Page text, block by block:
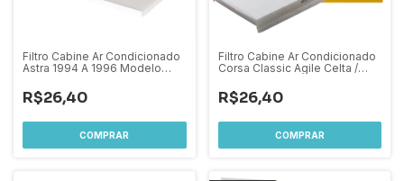
Filtro Cabine Ar Condicionado
Astra 1994 A 1996 Modelo
R$26,40
Filtro Cabine Ar Condicionado
Corsa Classic Agile Celta /
R$26,40